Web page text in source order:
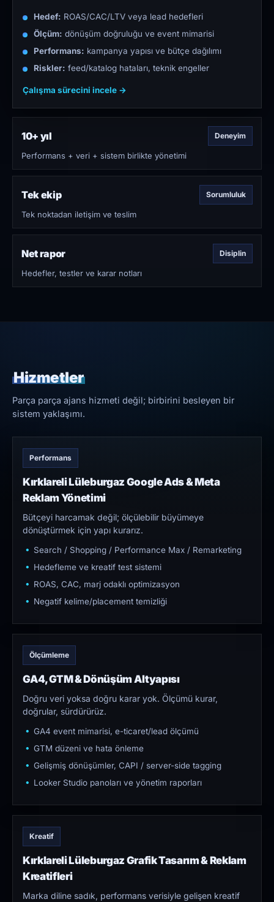
Hedef: ROAS/CAC/LTV veya lead hedefleri
Ölçüm: dönüşüm doğruluğu ve event mimarisi
Performans: kampanya yapısı ve bütçe dağılımı
Riskler: feed/katalog hataları, teknik engeller
Çalışma sürecini incele →
10+ yıl Deneyim
Performans + veri + sistem birlikte yönetimi
Tek ekip Sorumluluk
Tek noktadan iletişim ve teslim
Net rapor Disiplin
Hedefler, testler ve karar notları
Hizmetler
Parça parça ajans hizmeti değil; birbirini besleyen bir
sistem yaklaşımı.
Performans
Kırklareli Lüleburgaz Google Ads & Meta
Reklam Yönetimi
Bütçeyi harcamak değil; ölçülebilir büyümeye
dönüştürmek için yapı kurarız.
Search / Shopping / Performance Max / Remarketing
Hedefleme ve kreatif test sistemi
ROAS, CAC, marj odaklı optimizasyon
Negatif kelime/placement temizliği
Ölçümleme
GA4, GTM & Dönüşüm Altyapısı
Doğru veri yoksa doğru karar yok. Ölçümü kurar,
doğrular, sürdürürüz.
GA4 event mimarisi, e-ticaret/lead ölçümü
GTM düzeni ve hata önleme
Gelişmiş dönüşümler, CAPI / server-side tagging
Looker Studio panoları ve yönetim raporları
Kreatif
Kırklareli Lüleburgaz Grafik Tasarım & Reklam
Kreatifleri
Marka diline sadık, performans verisiyle gelişen kreatif